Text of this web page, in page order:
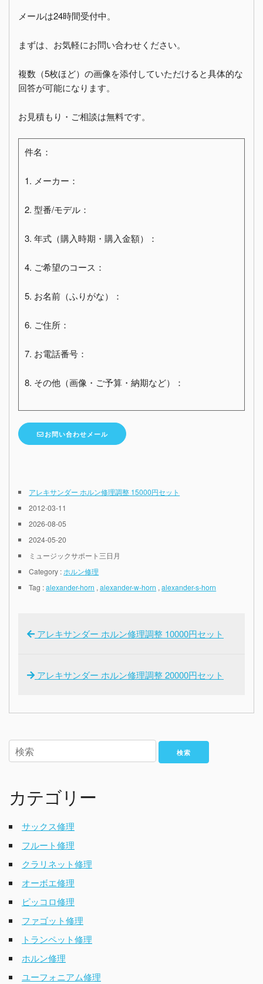
メールは24時間受付中。
まずは、お気軽にお問い合わせください。
複数（5枚ほど）の画像を添付していただけると具体的な
回答が可能になります。
お見積もり・ご相談は無料です。
件名：
1. メーカー：
2. 型番/モデル：
3. 年式（購入時期・購入金額）：
4. ご希望のコース：
5. お名前（ふりがな）：
6. ご住所：
7. お電話番号：
8. その他（画像・ご予算・納期など）：
お問い合わせメール
アレキサンダー ホルン修理調整 15000円セット
2012-03-11
2026-08-05
2024-05-20
ミュージックサポート三日月
Category : ホルン修理
Tag :alexander-horn ,alexander-w-horn ,alexander-s-horn
アレキサンダー ホルン修理調整 10000円セット
アレキサンダー ホルン修理調整 20000円セット
検索
カテゴリー
サックス修理
フルート修理
クラリネット修理
オーボエ修理
ピッコロ修理
ファゴット修理
トランペット修理
ホルン修理
ユーフォニアム修理